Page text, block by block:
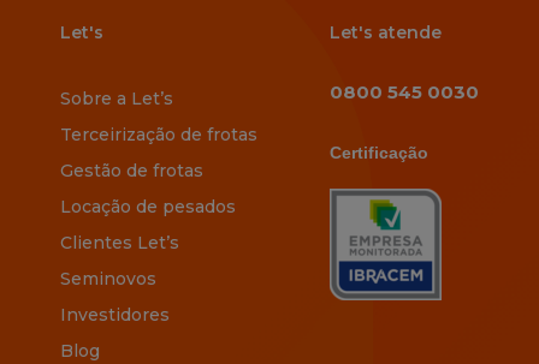
Let's
Sobre a Let’s
Terceirização de frotas
Gestão de frotas
Locação de pesados
Clientes Let’s
Seminovos
Investidores
Blog
Let's atende
0800 545 0030
Certificação